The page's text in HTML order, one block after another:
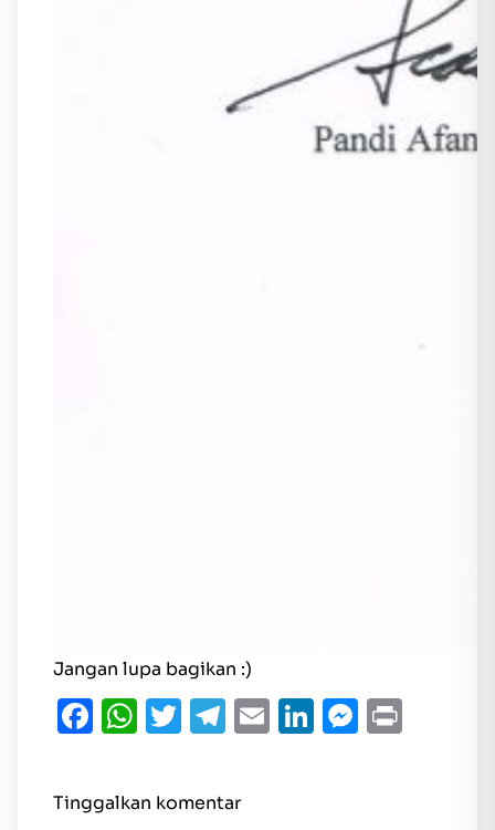
Jangan lupa bagikan :)
Facebook
WhatsApp
Twitter
Telegram
EmailLinkedIn
Tinggalkan komentar